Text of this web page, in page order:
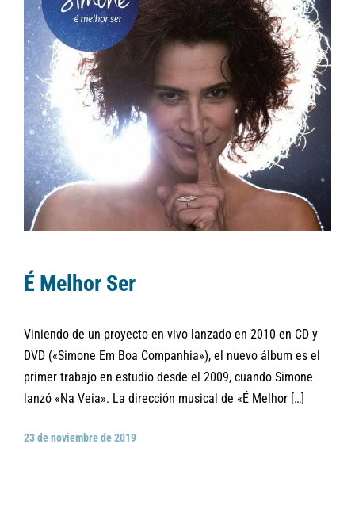
É Melhor Ser
Viniendo de un proyecto en vivo lanzado en 2010 en CD y
DVD («Simone Em Boa Companhia»), el nuevo álbum es el
primer trabajo en estudio desde el 2009, cuando Simone
lanzó «Na Veia». La dirección musical de «É Melhor […]
23 de noviembre de 2019